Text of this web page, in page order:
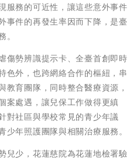
服務的可近性，讓這些意外事件
事件的再發生率因而下降，是臺
傷勢辨識提示卡、全臺首創即時
色外，也跨網絡合作的樞紐，串
教育團隊，同時整合醫療資源，
案處遇，讓兒保工作做得更縝
對社區與學校常見的青少年議
年照護團隊與相關治療服務。
兒少，花蓮慈院為花蓮地檢署驗